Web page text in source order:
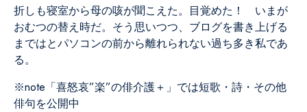
折しも寝室から母の咳が聞こえた。目覚めた！ いまが
おむつの替え時だ。そう思いつつ、ブログを書き上げる
まではとパソコンの前から離れられない過ち多き私であ
る。
※note 「喜怒哀”楽”の俳介護＋」 では短歌・詩・その他
俳句を公開中